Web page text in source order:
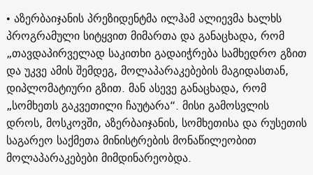
• აზერბაიჯანის პრეზიდენტმა ილჰამ ალიევმა ხალხს
პროგრამული სიტყვით მიმართა და განაცხადა, რომ
„თავდაპირველად საკითხი გადაიჭრება სამხედრო გზით
და უკვე ამის შემდეგ, მოლაპარაკებების მაგიდასთან,
დიპლომატიური გზით. მან ასევე განაცხადა, რომ
„სომხეთს გაკვეთილი ჩაუტარა“. მისი გამოსვლის
დროს, მოსკოვში, აზერბაიჯანის, სომხეთისა და რუსეთის
საგარეო საქმეთა მინისტრების მონაწილეობით
მოლაპარაკებები მიმდინარეობდა.